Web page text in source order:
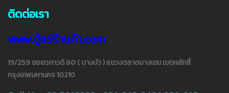
ติดต่อเรา
www.ตู้แช่ร้านค้า.com
19/259 ซอยวภาวดี 60 ( บางบัว ) แขวงตลาดบางเขน เขตหลักสี่
กรุงเทพมหานคร 10210